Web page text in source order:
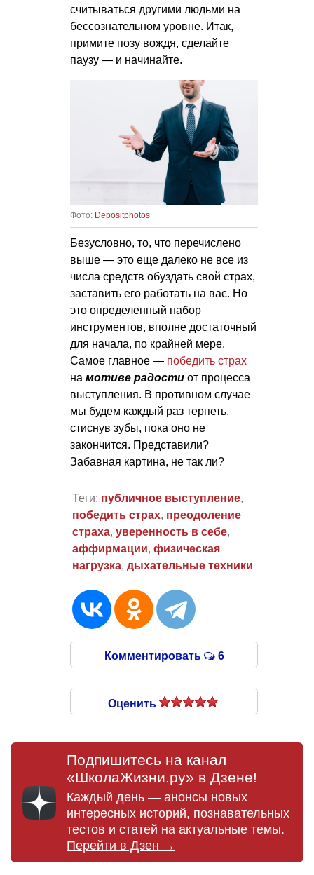
считываться другими людьми на
бессознательном уровне. Итак,
примите позу вождя, сделайте
паузу — и начинайте.
Фото: Depositphotos
Безусловно, то, что перечислено
выше — это еще далеко не все из
числа средств обуздать свой страх,
заставить его работать на вас. Но
это определенный набор
инструментов, вполне достаточный
для начала, по крайней мере.
Самое главное — победить страх
на мотиве радости от процесса
выступления. В противном случае
мы будем каждый раз терпеть,
стиснув зубы, пока оно не
закончится. Представили?
Забавная картина, не так ли?
Теги: публичное выступление,
победить страх, преодоление
страха, уверенность в себе,
аффирмации, физическая
нагрузка, дыхательные техники
Комментировать 6
Оценить
Подпишитесь на канал
«ШколаЖизни.ру» в Дзене!
Каждый день — анонсы новых
интересных историй, познавательных
тестов и статей на актуальные темы.
Перейти в Дзен →